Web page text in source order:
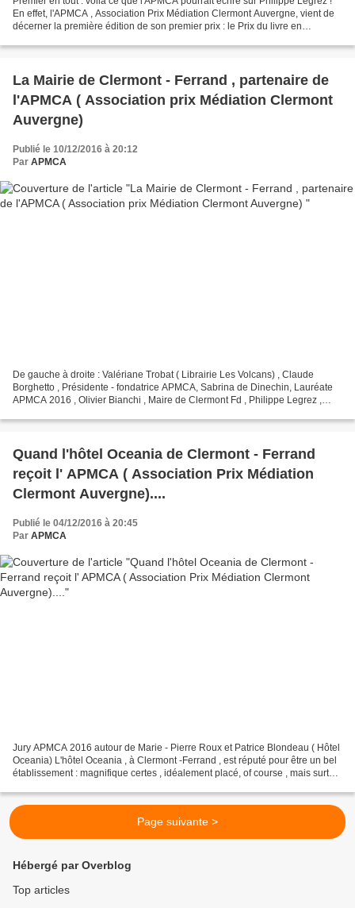
En effet, l'APMCA , Association Prix Médiation Clermont Auvergne, vient de
décerner la première édition de son premier prix : le Prix du livre en
La Mairie de Clermont - Ferrand , partenaire de
l'APMCA ( Association prix Médiation Clermont
Auvergne)
Publié le 10/12/2016 à 20:12
Par APMCA
De gauche à droite : Valériane Trobat ( Librairie Les Volcans) , Claude
Borghetto , Présidente - fondatrice APMCA, Sabrina de Dinechin, Lauréate
APMCA 2016 , Olivier Bianchi , Maire de Clermont Fd , Philippe Legrez ,
Quand l'hôtel Oceania de Clermont - Ferrand
reçoit l' APMCA ( Association Prix Médiation
Clermont Auvergne)....
Publié le 04/12/2016 à 20:45
Par APMCA
Jury APMCA 2016 autour de Marie - Pierre Roux et Patrice Blondeau ( Hôtel
Oceania) L'hôtel Oceania , à Clermont -Ferrand , est réputé pour être un bel
établissement : magnifique certes , idéalement placé, of course , mais surtout
Page suivante >
Hébergé par Overblog
Top articles